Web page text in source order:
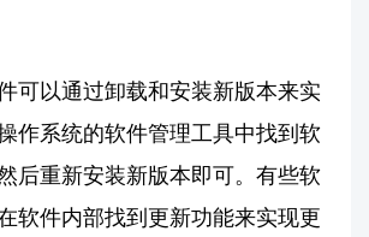
可以通过卸载和安装新版本来实
作系统的软件管理工具中找到软
后重新安装新版本即可。有些软
软件内部找到更新功能来实现更